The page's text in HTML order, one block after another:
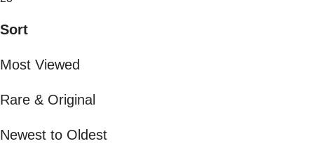
Sort
Most Viewed
Rare & Original
Newest to Oldest